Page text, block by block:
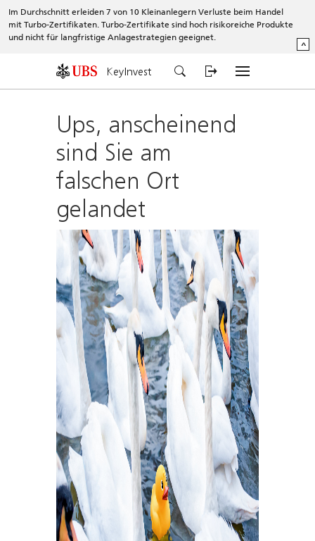
Im Durchschnitt erleiden 7 von 10 Kleinanlegern Verluste beim Handel
mit Turbo-Zertifikaten. Turbo-Zertifikate sind hoch risikoreiche Produkte
und nicht für langfristige Anlagestrategien geeignet.
^
KeyInvest
Ups, anscheinend
sind Sie am
falschen Ort
gelandet